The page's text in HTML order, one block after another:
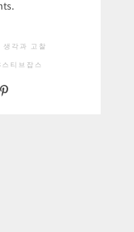
생각과 고찰
스티브잡스